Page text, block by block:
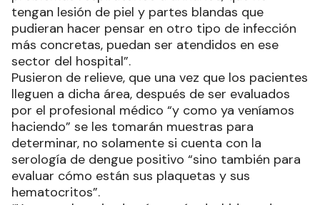
tengan lesión de piel y partes blandas que
pudieran hacer pensar en otro tipo de infección
más concretas, puedan ser atendidos en ese
sector del hospital”.
Pusieron de relieve, que una vez que los pacientes
lleguen a dicha área, después de ser evaluados
por el profesional médico “y como ya veníamos
haciendo” se les tomarán muestras para
determinar, no solamente si cuenta con la
serología de dengue positivo “sino también para
evaluar cómo están sus plaquetas y sus
hematocritos”.